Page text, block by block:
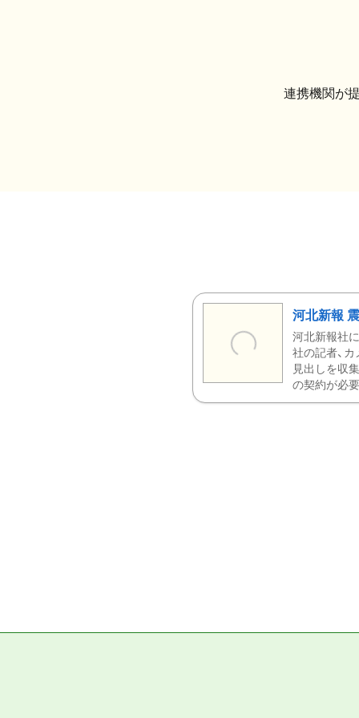
連携機関が
河北新報
河北新報社
社の記者、
見出しを収
の契約が必要